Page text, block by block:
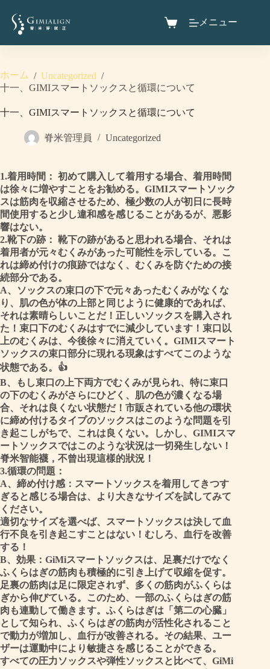
メニュー
ホーム / Uncategorized /
十一、GIMIスマートソックスと循環について
十一、GIMIスマートソックスと循環について
脊米管理員 Uncategorized
1.着用時間： 初めて購入して着用する場合、着用時間
は徐々に増やすことをお勧める。GIMIスマートソック
スは筋肉を収縮させるため、極少数の人が初日に長時
間使用すると少し違和感を感じることがあるが、悪影
響はない。
2.靴下の跡： 靴下の跡があると思われる場合、それは
着用者が元々むくみがあった可能性を示している。こ
れは締め付けの痕跡ではなく、むくみを防ぐための接
続部分である。
A、ソックスの束口の下で元々あったむくみがなくな
り、肌の色が体の上部と同じように健康的であれば、
それは素晴らしいことだ！正しいソックスを購入され
た！束口下のむくみはすでに減少しています！束口以
上のむくみは、今後徐々に消えていく。GIMIスマート
ソックスの束口部分に現れる現象はすべてこのような
状態である。 👍
B、
もし束口の上下両方でむくみが見られ、特に束口
の下のむくみがさらにひどく、肌の色が濃くなる場
合、それは良くない状態だ！市販されている他の環状
に締め付けるタイプのソックスはこのような問題を引
き起こしがちで、これは良くない。しかし、GIMIスマ
ートソックスではこのような状況は一切発生しない！
脊米智能襪，不曾出現這樣的狀況！
3.循環の問題：
A、締め付け感： スマートソックスを着用してきつす
ぎると感じる場合は、より大きなサイズを試してみて
ください。
適切なサイズを選べば、スマートソックスは決して血
行不良を引き起こすことはない！むしろ、血行を改善
する！
B、効果：GiMiスマートソックスは、足裏だけでなく
ふくらはぎの筋肉も積極的に引き上げて収縮を促す。
足裏の筋肉は足に限定されず、多くの筋肉がふくらは
ぎから伸びている。このため、一部のふくらはぎの筋
肉も連動して働きます。ふくらはぎは「第二の心臓」
として知られ、ふくらはぎの筋肉が活性化されること
で動力が増加し、血行が改善される。その結果、ユー
ザーは運動中により敏捷さを感じることができる。
すべての圧力ソックスや弾性ソックスと比べて、GiMi